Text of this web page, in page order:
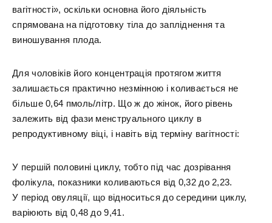
вагітності», оскільки основна його діяльність
спрямована на підготовку тіла до запліднення та
виношування плода.
Для чоловіків його концентрація протягом життя
залишається практично незмінною і коливається не
більше 0,64 пмоль/літр. Що ж до жінок, його рівень
залежить від фази менструального циклу в
репродуктивному віці, і навіть від терміну вагітності:
У першій половині циклу, тобто під час дозрівання
фолікула, показники коливаються від 0,32 до 2,23.
У період овуляції, що відноситься до середини циклу,
варіюють від 0,48 до 9,41.